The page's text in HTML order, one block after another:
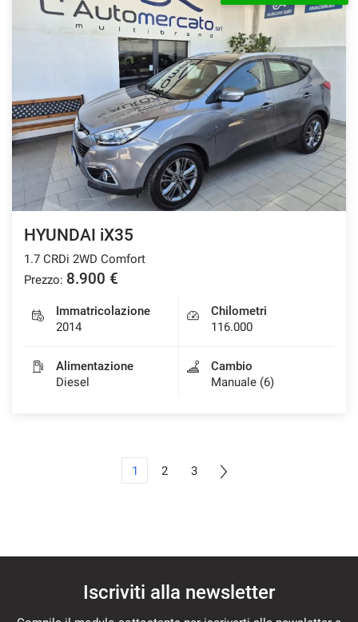
HYUNDAI iX35
1.7 CRDi 2WD Comfort
Prezzo: 8.900 €
Immatricolazione
2014
Chilometri
116.000
Alimentazione
Diesel
Cambio
Manuale (6)
1 2 3
Iscriviti alla newsletter